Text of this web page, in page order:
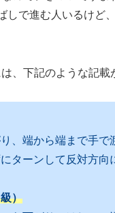
しで進む人いるけど
、下記のような記載
、端から端まで手で
ターンして反対方向
）